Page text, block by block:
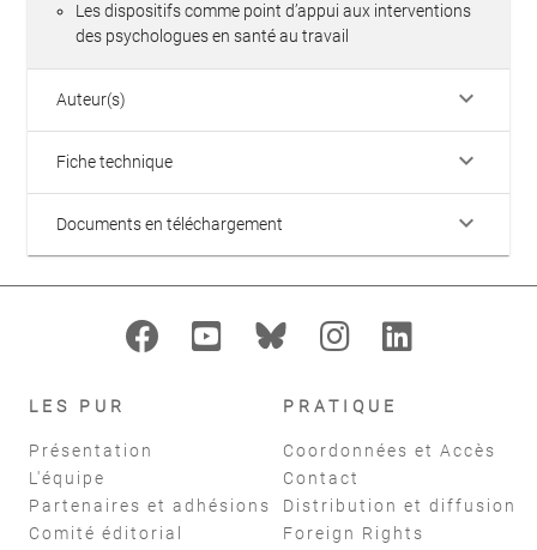
Les dispositifs comme point d’appui aux interventions
des psychologues en santé au travail
Auteur(s) keyboard_arrow_down
Fiche technique keyboard_arrow_down
Documents en téléchargement keyboard_arrow_down
LES PUR
Présentation
L'équipe
Partenaires et adhésions
Comité éditorial
PRATIQUE
Coordonnées et Accès
Contact
Distribution et diffusion
Foreign Rights